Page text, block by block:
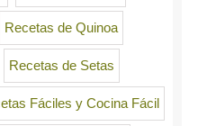
Recetas de Quinoa
Recetas de Setas
Fáciles y Cocina Fácil